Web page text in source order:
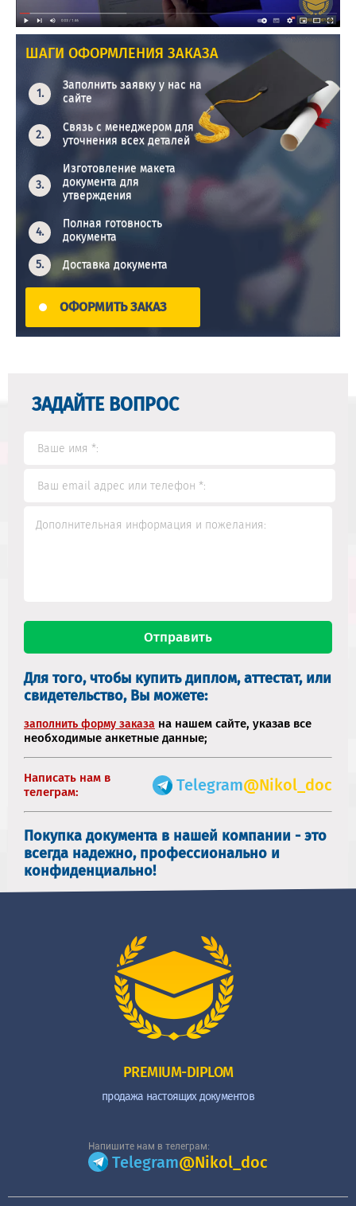
ШАГИ ОФОРМЛЕНИЯ ЗАКАЗА
Заполнить заявку у нас на
сайте
Связь с менеджером для
уточнения всех деталей
Изготовление макета
документа для
утверждения
Полная готовность
документа
Доставка документа
ОФОРМИТЬ ЗАКАЗ
ЗАДАЙТЕ ВОПРОС
Для того, чтобы купить диплом, аттестат, или
свидетельство, Вы можете:
заполнить форму заказа на нашем сайте, указав все
необходимые анкетные данные;
Написать нам в
телеграм:
Telegram@Nikol_doc
Покупка документа в нашей компании - это
всегда надежно, профессионально и
конфиденциально!
PREMIUM-DIPLOM
продажа настоящих документов
Напишите нам в телеграм:
Telegram@Nikol_doc